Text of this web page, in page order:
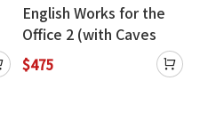
English Works for the
Office 2 (with Caves
WebSource)
$475